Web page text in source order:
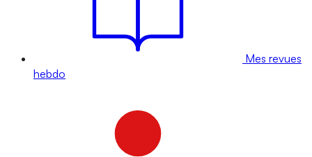
Mes revues
hebdo